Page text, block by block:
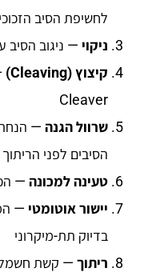
לחשיפת הסיב
ניקוי — ניגוב הסיב
קיצוץ (Cleaving)
Cleaver
שרוול הגנה
הסיבים לפני הריתוך
טעינה למכונה —
יישור אוטומטי
בדיוק תת-מיקרוני
ריתוך — קשת